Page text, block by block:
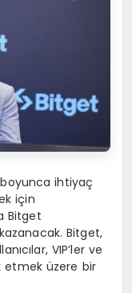
boyunca ihtiyaç
için
Bitget
Bitget,
VIP’ler ve
etmek üzere bir